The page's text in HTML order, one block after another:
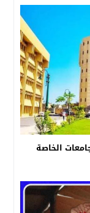
الخاصة